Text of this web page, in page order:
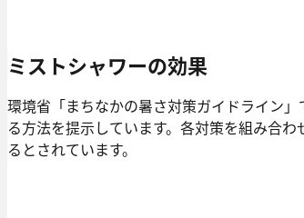
ミストシャワーの効果
環境省「まちなかの暑さ対策ガイドライン
る⽅法を提示しています。各対策を組み合
るとされています。